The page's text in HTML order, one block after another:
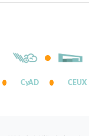
CyAD CEUX